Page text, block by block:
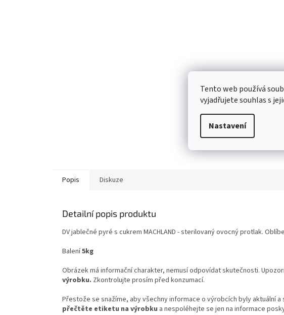
Tento web používá
vyjadřujete souhlas s
Nastavení
Popis Diskuze
Detailní popis produktu
DV jablečné pyré s cukrem MACHLAND - sterilovaný ovocný protlak.
Balení5kg
Obrázek má informační charakter, nemusí odpovídat skutečnosti.
výrobku. Zkontrolujte prosím před konzumací.
Přestože se snažíme, aby všechny informace o výrobcích byly aktuální
přečtěte etiketu na výrobku a nespoléhejte se jen na informace